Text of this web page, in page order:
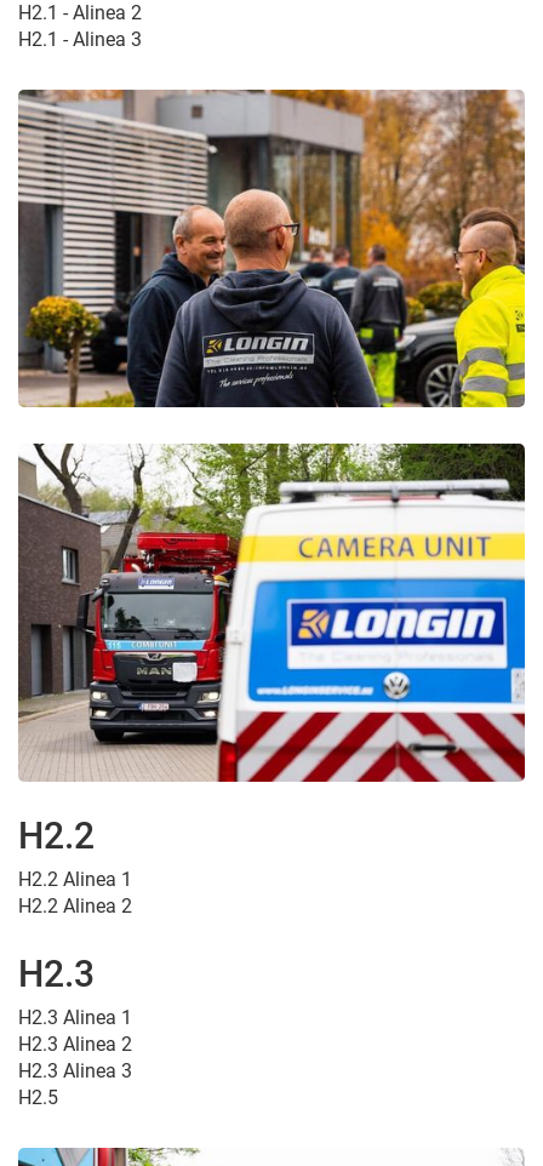
H2.1 - Alinea 2
H2.1 - Alinea 3
H2.2
H2.2 Alinea 1
H2.2 Alinea 2
H2.3
H2.3 Alinea 1
H2.3 Alinea 2
H2.3 Alinea 3
H2.5